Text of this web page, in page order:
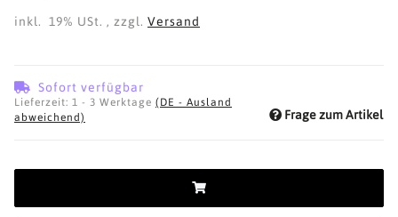
inkl. 19% USt. , zzgl. Versand
Sofort verfügbar
Lieferzeit: 1 - 3 Werktage (DE - Ausland
abweichend)
Frage zum Artikel